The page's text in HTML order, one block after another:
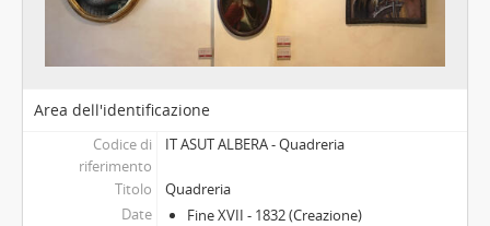
Area dell'identificazione
Codice di
riferimento
IT ASUT ALBERA - Quadreria
Titolo
Quadreria
Date
Fine XVII - 1832 (Creazione)